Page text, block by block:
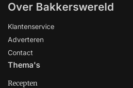
Over Bakkerswereld
Klantenservice
Adverteren
Contact
Thema's
Recepten